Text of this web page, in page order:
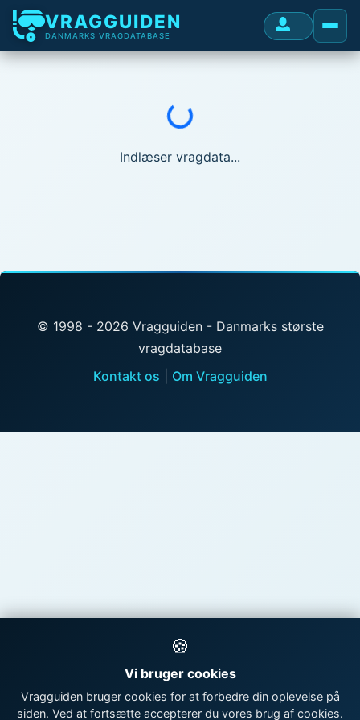
VRAGGUIDEN
DANMARKS VRAGDATABASE
Indlæser...
Indlæser vragdata...
© 1998 - 2026 Vragguiden - Danmarks største
vragdatabase
Kontakt os
Om Vragguiden
🍪
Vi bruger cookies
Vragguiden bruger cookies for at forbedre din oplevelse på
siden. Ved at fortsætte accepterer du vores brug af cookies.